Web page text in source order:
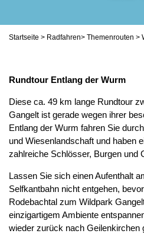
Startseite > Radfahren> Themenrouten >
Rundtour Entlang der Wurm
Diese ca. 49 km lange Rundtour
Gangelt ist gerade wegen ihrer
Entlang der Wurm fahren Sie
und Wiesenlandschaft und haben
zahlreiche Schlösser, Burgen und
Lassen Sie sich einen Aufenthalt
Selfkantbahn nicht entgehen,
Rodebachtal zum Wildpark
einzigartigem Ambiente
wieder zurück nach Geilenkirchen